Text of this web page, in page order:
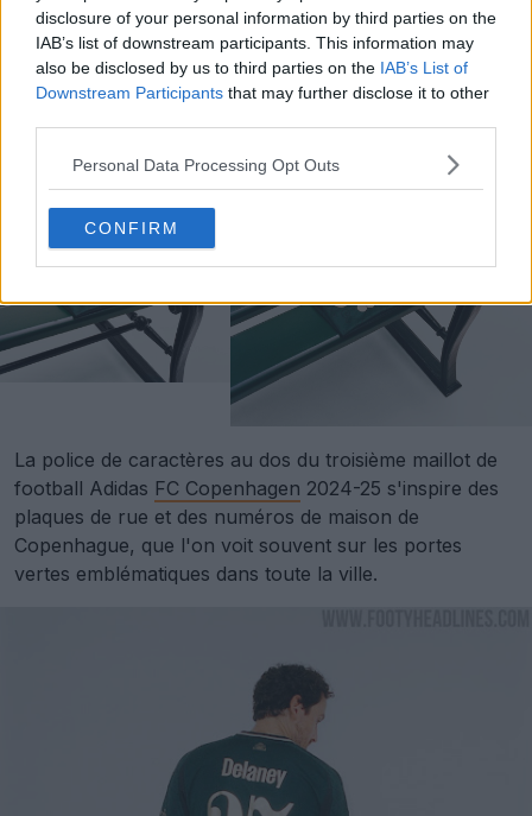
disclosure of your personal information by third parties on the
IAB’s list of downstream participants. This information may
also be disclosed by us to third parties on the IAB’s List of
Downstream Participants that may further disclose it to other
Personal Data Processing Opt Outs
CONFIRM
sponsors sont en or pâle.
La police de caractères au dos du troisième maillot de
football Adidas FC Copenhagen 2024-25 s'inspire des
plaques de rue et des numéros de maison de
Copenhague, que l'on voit souvent sur les portes
vertes emblématiques dans toute la ville.